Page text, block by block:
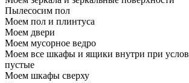
Пылесосим пол
Моем пол и плинтуса
Моем двери
Моем мусорное ведро
Моем все шкафы и ящики внутри при
пустые
Моем шкафы сверху